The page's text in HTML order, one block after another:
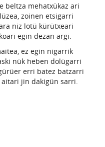
beltza mehatxükaz ari
zoinen etsigarri
niz lotü kürütxeari
egin dezan argi.
ez egin nigarrik
nük heben dolügarri
erri batez batzarri
aitari jin dakigün sarri.